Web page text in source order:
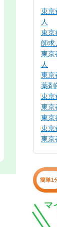
東京
人
東京
師求
東京
人
東京
薬剤
東京
東京
東京
東京
東京
簡単1
マ